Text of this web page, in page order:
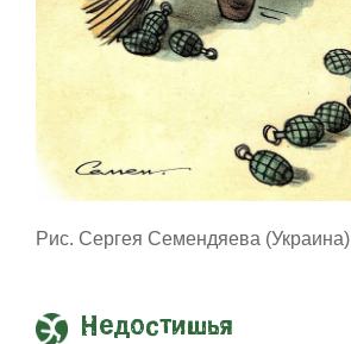
Рис. Сергея Семендяева (Украина)
Недостишья